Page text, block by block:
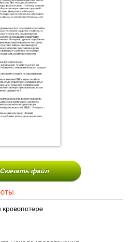
Скачать файл
кровопотере